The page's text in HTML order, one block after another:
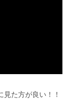
見た方が良い！！